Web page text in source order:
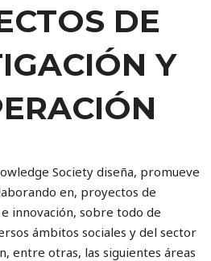
DE
Y
Society diseña, promueve
en, proyectos de
innovación, sobre todo de
ámbitos sociales y del sector
entre otras, las siguientes áreas